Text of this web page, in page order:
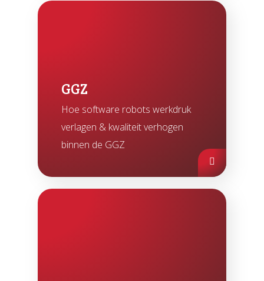
GGZ
Hoe software robots werkdruk
verlagen & kwaliteit verhogen
binnen de GGZ